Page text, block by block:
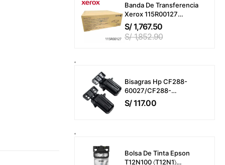
Banda De Transferencia
Xerox 115R00127
VersaLink C7000 /
C7020 / C7025 / C7030
Transfer Belt 200,000
S/1,767.50
S/1,852.90
Bisagras Hp CF288-
60027/CF288-
60030/A8P79 Laserjet
Pro MFP M400 / M401 /
S/117.00
Bolsa De Tinta Epson
T12N100 〈T12N1〉